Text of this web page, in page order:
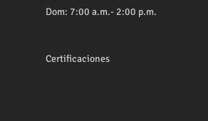
Dom: 7:00 a.m.- 2:00 p.m.
Certificaciones